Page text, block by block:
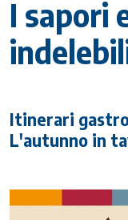
I sapori
Itinerari
L'autunno in